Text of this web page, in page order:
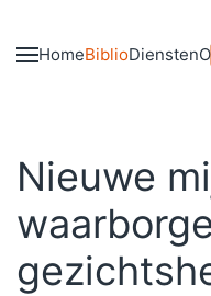
Skip to main content
HomeBiblioDiensten
Nieuwe